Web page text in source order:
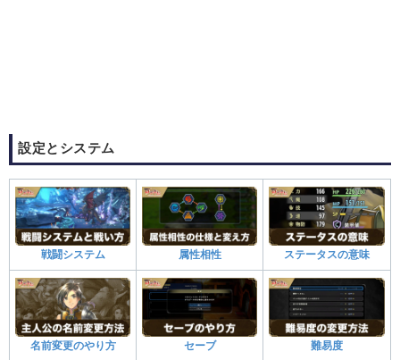
設定とシステム
戦闘システム 属性相性 ステータスの意味
名前変更のやり方 セーブ 難易度